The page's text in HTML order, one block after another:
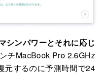
シンパワーとそれに応じ
チMacBook Pro 2.6GHz
元するのに予測時間で24